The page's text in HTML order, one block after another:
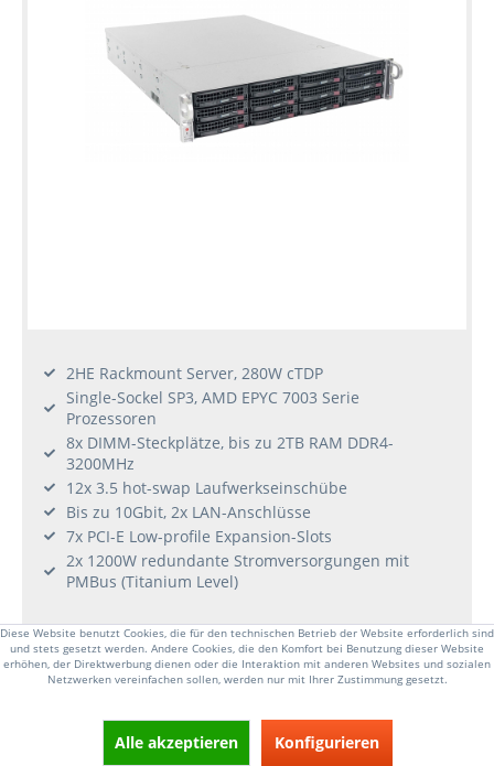
2HE Rackmount Server, 280W cTDP
Single-Sockel SP3, AMD EPYC 7003 Serie
Prozessoren
8x DIMM-Steckplätze, bis zu 2TB RAM DDR4-
3200MHz
12x 3.5 hot-swap Laufwerkseinschübe
Bis zu 10Gbit, 2x LAN-Anschlüsse
7x PCI-E Low-profile Expansion-Slots
2x 1200W redundante Stromversorgungen mit
PMBus (Titanium Level)
ab 2.260,00 € *
Lagernd
KONFIGURATOR
Diese Website benutzt Cookies, die für den technischen Betrieb der Website erforderlich sind
und stets gesetzt werden. Andere Cookies, die den Komfort bei Benutzung dieser Website
erhöhen, der Direktwerbung dienen oder die Interaktion mit anderen Websites und sozialen
Netzwerken vereinfachen sollen, werden nur mit Ihrer Zustimmung gesetzt.
Alle akzeptieren Konfigurieren